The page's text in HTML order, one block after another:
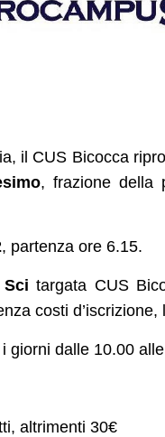
il CUS Bicocca
, frazione della
, partenza ore 6.15.
targata CUS
costi
giorni dalle 10.00
altrimenti 30€